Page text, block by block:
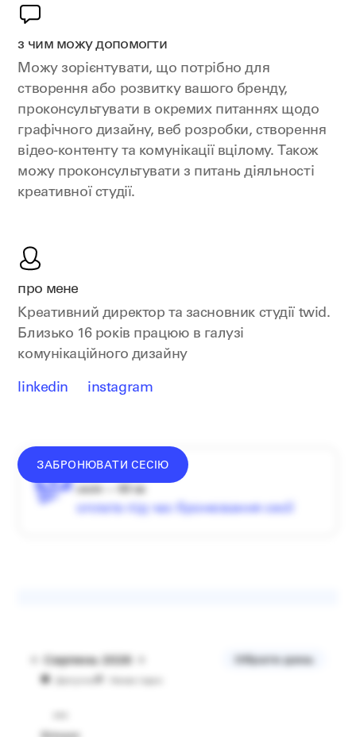
з чим можу допомогти
Можу зорієнтувати, що потрібно для
створення або розвитку вашого бренду,
проконсультувати в окремих питаннях щодо
графічного дизайну, веб розробки, створення
відео-контенту та комунікації вцілому. Також
можу проконсультувати з питань діяльності
креативної студії.
про мене
Креативний директор та засновник студії twid.
Близько 16 років працюю в галузі
комунікаційного дизайну
linkedin instagram
ЗАБРОНЮВАТИ СЕСІЮ
оплата під час бронювання сесії